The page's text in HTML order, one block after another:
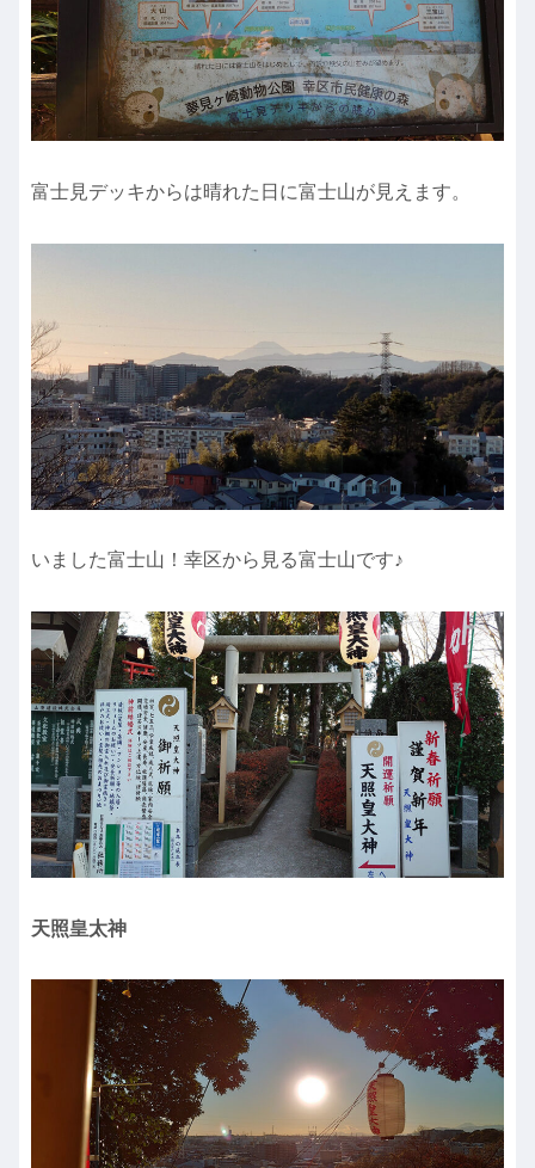
富士見デッキからは晴れた日に富士山が見えます。
いました富士山！幸区から見る富士山です♪
天照皇太神